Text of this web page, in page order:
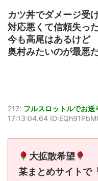
カツ丼でダメージ受
対応悪くて信頼失っ
今も高尾はあるけど
奥村みたいのが最悪
217: フルスロットルでお送
17:13:04.64
大拡散希望
某まとめサイトで